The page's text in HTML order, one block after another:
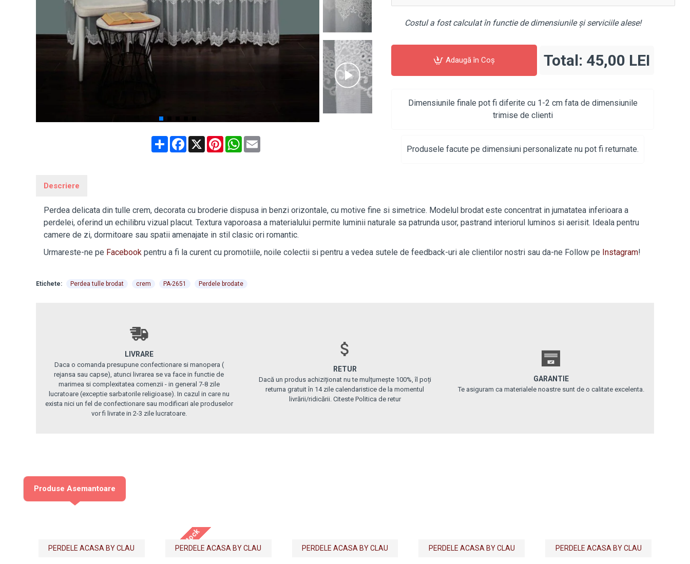
ShareFacebook
X PinterestWhatsApp
Costul a fost calculat în functie de dimensiunile și serviciile alese!
Adaugă în Coş Total: 45,00 LEI
Dimensiunile finale pot fi diferite cu 1-2 cm fata de dimensiunile
trimise de clienti
Produsele facute pe dimensiuni personalizate nu pot fi returnate.
Descriere
Perdea delicata din tulle crem, decorata cu broderie dispusa in benzi orizontale, cu motive fine si simetrice. Modelul brodat este concentrat in jumatatea inferioara a
perdelei, oferind un echilibru vizual placut. Textura vaporoasa a materialului permite luminii naturale sa patrunda usor, pastrand interiorul luminos si aerisit. Ideala pentru
camere de zi, dormitoare sau spatii amenajate in stil clasic ori romantic.
Urmareste-ne pe Facebook pentru a fi la curent cu promotiile, noile colectii si pentru a vedea sutele de feedback-uri ale clientilor nostri sau da-ne Follow pe Instagram!
Etichete: Perdea tulle brodat crem PA-2651 Perdele brodate
LIVRARE
Daca o comanda presupune confectionare si manopera (
rejansa sau capse), atunci livrarea se va face in functie de
marimea si complexitatea comenzii - in general 7-8 zile
lucratoare (exceptie sarbatorile religioase). In cazul in care nu
exista nici un fel de confectionare sau modificari ale produselor
vor fi livrate in 2-3 zile lucratoare.
RETUR
Dacă un produs achiziționat nu te mulțumește 100%, îl poți
returna gratuit în 14 zile calendaristice de la momentul
livrării/ridicării. Citeste Politica de retur
GARANTIE
Te asiguram ca materialele noastre sunt de o calitate excelenta.
Produse Asemantoare
PERDELE ACASA BY CLAU Out Of Stock
PERDELE ACASA BY CLAU PERDELE ACASA BY CLAU PERDELE ACASA BY CLAU PERDELE ACASA BY CLAU